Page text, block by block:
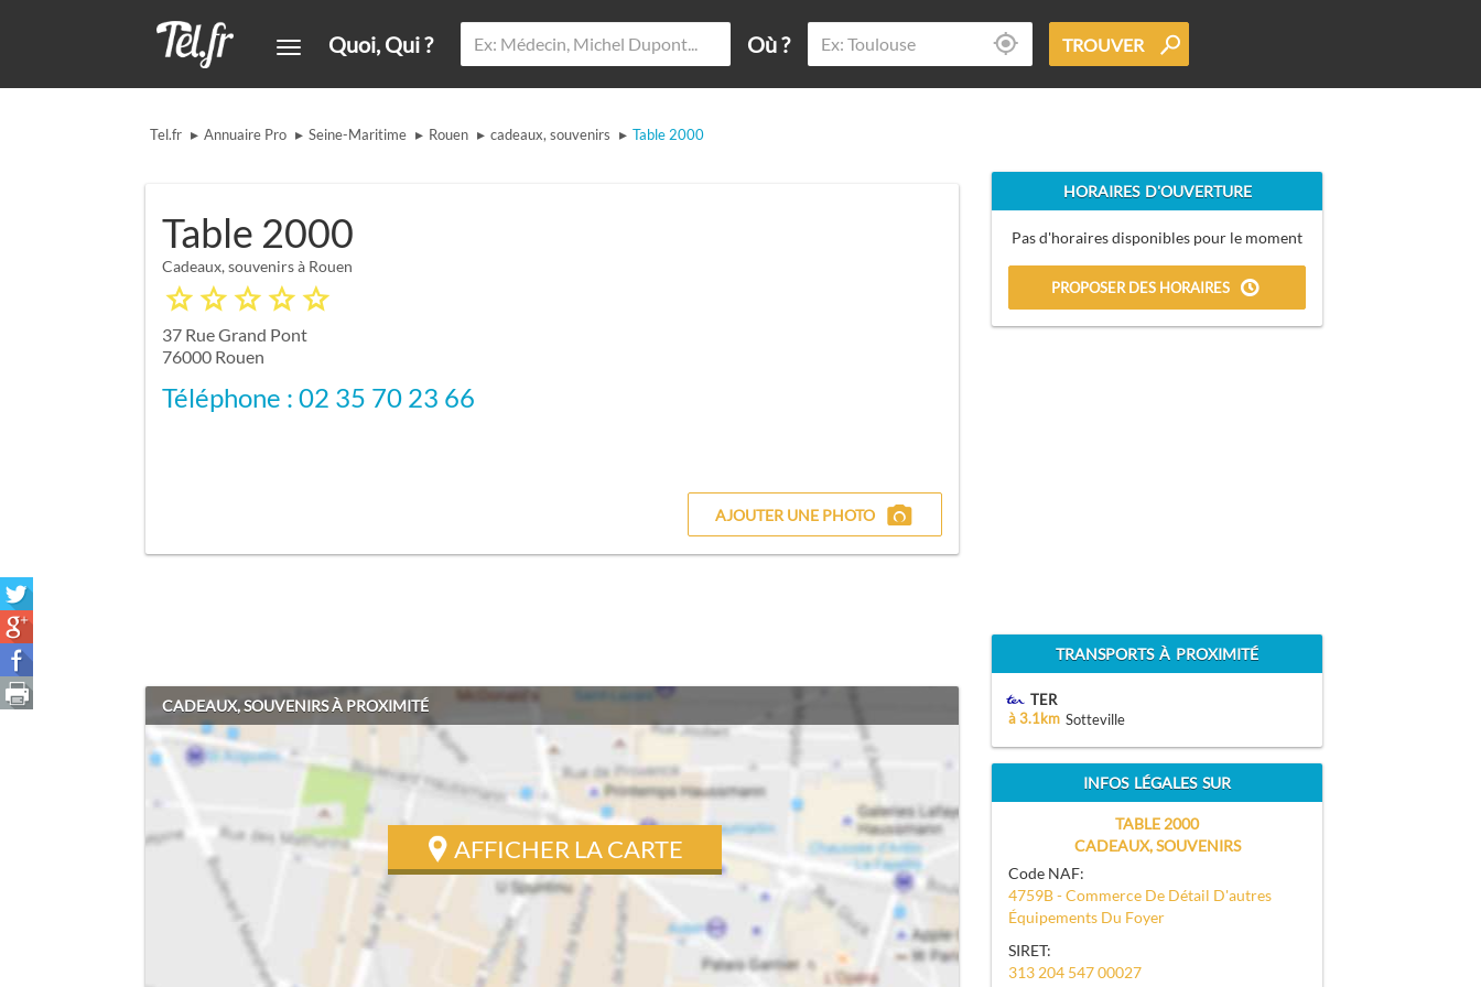
Quoi, Qui ? Où ? TROUVER
Tel.fr ▸ Annuaire Pro ▸ Seine-Maritime ▸ Rouen ▸ cadeaux, souvenirs ▸ Table 2000
AJOUTER UNE PHOTO
Table 2000
Cadeaux, souvenirs à Rouen
37 Rue Grand Pont
76000 Rouen
Téléphone : 02 35 70 23 66
CADEAUX, SOUVENIRS À PROXIMITÉ
AFFICHER LA CARTE
HORAIRES D'OUVERTURE
Pas d'horaires disponibles pour le moment
PROPOSER DES HORAIRES
TRANSPORTS À PROXIMITÉ
TER
à 3.1km Sotteville
INFOS LÉGALES SUR
TABLE 2000
CADEAUX, SOUVENIRS
Code NAF:
4759B - Commerce De Détail D'autres
Équipements Du Foyer
SIRET:
313 204 547 00027